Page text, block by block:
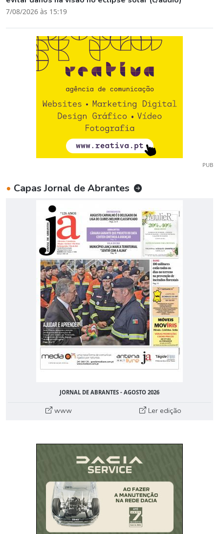
7/08/2026 às 15:19
PUB
• Capas Jornal de Abrantes
JORNAL DE ABRANTES - AGOSTO 2026
www Ler edição